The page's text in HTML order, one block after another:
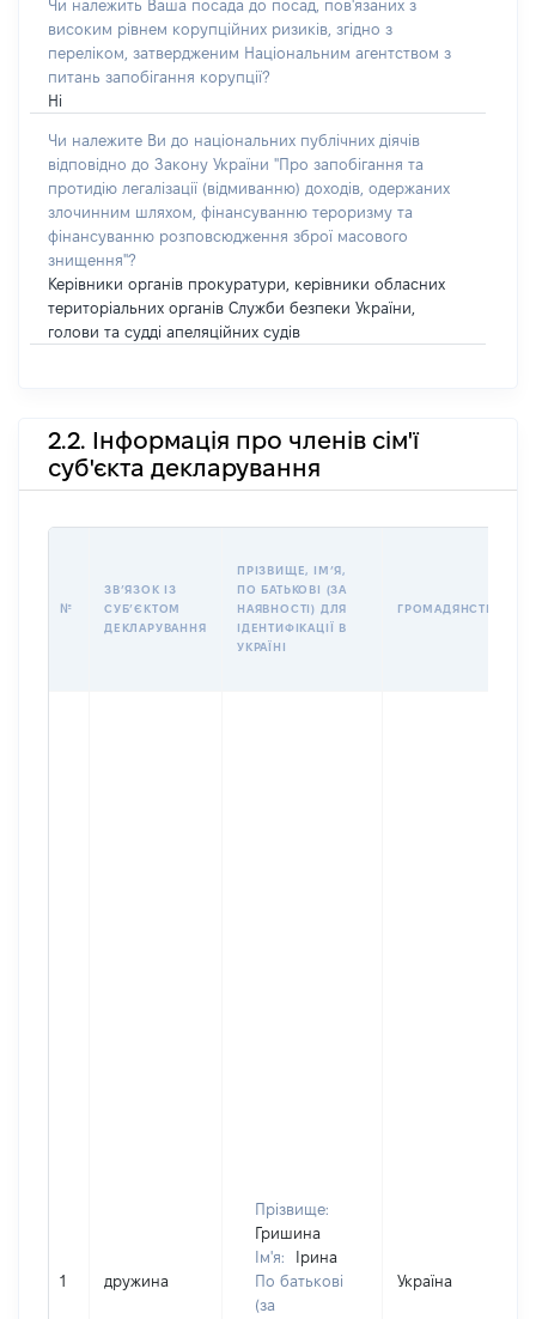
Чи належить Ваша посада до посад, пов'язаних з
високим рівнем корупційних ризиків, згідно з
переліком, затвердженим Національним агентством з
питань запобігання корупції?
Ні
Чи належите Ви до національних публічних діячів
відповідно до Закону України "Про запобігання та
протидію легалізації (відмиванню) доходів, одержаних
злочинним шляхом, фінансуванню тероризму та
фінансуванню розповсюдження зброї масового
знищення"?
Керівники органів прокуратури, керівники обласних
територіальних органів Служби безпеки України,
голови та судді апеляційних судів
2.2. Інформація про членів сім'ї
суб'єкта декларування
№
ЗВʼЯЗОК ІЗ
СУБʼЄКТОМ
ДЕКЛАРУВАННЯ
ПРІЗВИЩЕ, ІМʼЯ,
ПО БАТЬКОВІ (ЗА
НАЯВНОСТІ) ДЛЯ
ІДЕНТИФІКАЦІЇ В
УКРАЇНІ
ГРОМАДЯНСТВО
1 дружина
Прізвище:
Гришина
Ім'я:
Ірина
По батькові
(за
Україна